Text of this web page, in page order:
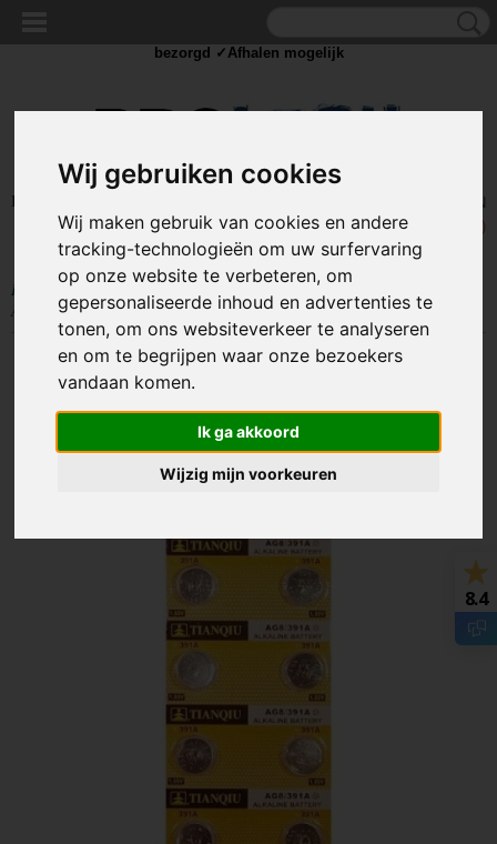
Wij gebruiken cookies
Wij maken gebruik van cookies en andere
tracking-technologieën om uw surfervaring
op onze website te verbeteren, om
gepersonaliseerde inhoud en advertenties te
tonen, om ons websiteverkeer te analyseren
en om te begrijpen waar onze bezoekers
vandaan komen.
Ik ga akkoord
Wijzig mijn voorkeuren
Inloggen
UW WINKELWAGEN
Geen producten
(0)
Home >STROOM > Batterijen> Knoopcel batterijen
AG8 / LR55- 1,5V (10 stuks)
bezorgd ✓Afhalen mogelijk
8.4